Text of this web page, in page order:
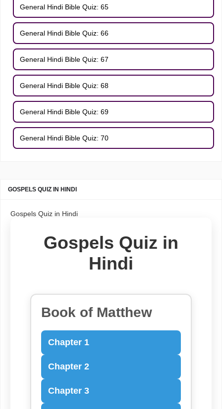
General Hindi Bible Quiz: 65
General Hindi Bible Quiz: 66
General Hindi Bible Quiz: 67
General Hindi Bible Quiz: 68
General Hindi Bible Quiz: 69
General Hindi Bible Quiz: 70
GOSPELS QUIZ IN HINDI
Gospels Quiz in Hindi
Gospels Quiz in
Hindi
Book of Matthew
Chapter 1
Chapter 2
Chapter 3